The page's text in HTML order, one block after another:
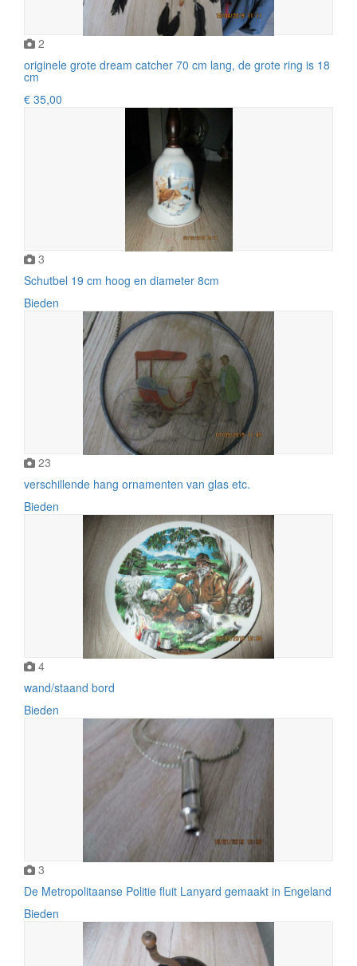
2
originele grote dream catcher 70 cm lang, de grote ring is 18
cm
€ 35,00
3
Schutbel 19 cm hoog en diameter 8cm
Bieden
23
verschillende hang ornamenten van glas etc.
Bieden
4
wand/staand bord
Bieden
3
De Metropolitaanse Politie fluit Lanyard gemaakt in Engeland
Bieden